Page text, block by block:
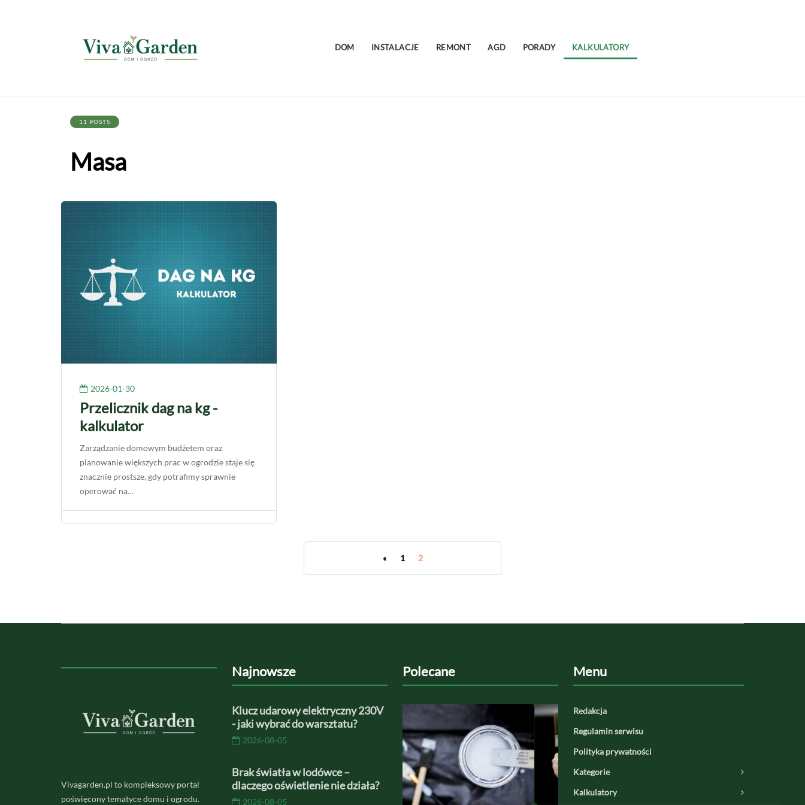
DOM INSTALACJE REMONT AGD PORADY KALKULATORY
11 POSTS
Masa
2026-01-30
Przelicznik dag na kg -
kalkulator
Zarządzanie domowym budżetem oraz
planowanie większych prac w ogrodzie staje się
znacznie prostsze, gdy potrafimy sprawnie
operować na…
« 1 2
Vivagarden.pl to kompleksowy portal
poświęcony tematyce domu i ogrodu.
Najnowsze
Klucz udarowy elektryczny 230V
- jaki wybrać do warsztatu?
2026-08-05
Brak światła w lodówce –
dlaczego oświetlenie nie działa?
2026-08-05
Polecane Menu
Redakcja
Regulamin serwisu
Polityka prywatności
Kategorie
Kalkulatory